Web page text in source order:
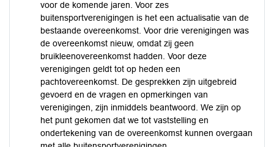
voor de komende jaren. Voor zes
buitensportverenigingen is het een actualisatie van de
bestaande overeenkomst. Voor drie verenigingen was
de overeenkomst nieuw, omdat zij geen
bruikleenovereenkomst hadden. Voor deze
verenigingen geldt tot op heden een
pachtovereenkomst. De gesprekken zijn uitgebreid
gevoerd en de vragen en opmerkingen van
verenigingen, zijn inmiddels beantwoord. We zijn op
het punt gekomen dat we tot vaststelling en
ondertekening van de overeenkomst kunnen overgaan